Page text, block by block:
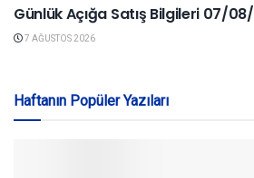
Günlük Açığa Satış Bilgileri 07/
7 AĞUSTOS 2026
Haftanın Popüler Yazıları